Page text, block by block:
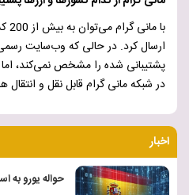
ارسال کرد. در حالی که وب‌سایت
پشتیبانی شده را مشخص نمی‌کند، اما
در شبکه مانی گرام قابل نقل و انتقال
اخبار
حواله یورو به